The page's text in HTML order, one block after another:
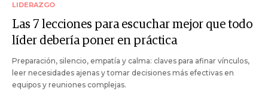
LIDERAZGO
Las 7 lecciones para escuchar mejor que todo
líder debería poner en práctica
Preparación, silencio, empatía y calma: claves para afinar vínculos,
leer necesidades ajenas y tomar decisiones más efectivas en
equipos y reuniones complejas.